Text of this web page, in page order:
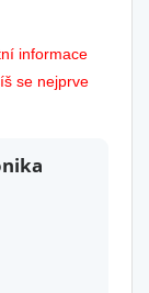
informace
se nejprve